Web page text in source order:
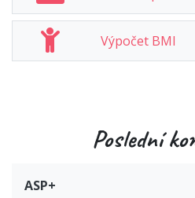
Výpočet BMI
Poslední
ASP+